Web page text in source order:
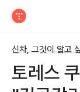
신차, 그것이 알고
토레스